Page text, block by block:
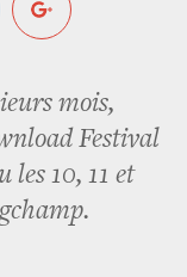
mois,
Festival
10, 11 et